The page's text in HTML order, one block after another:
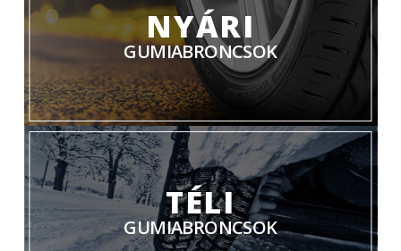
NYÁRI
GUMIABRONCSOK
TÉLI
GUMIABRONCSOK